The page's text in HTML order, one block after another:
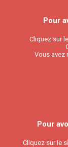
Pour
Cliquez sur
Vous avez
Pour
Cliquez sur le